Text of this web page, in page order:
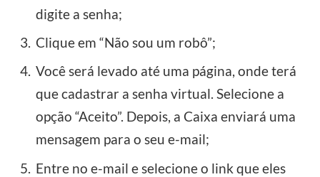
digite a senha;
Clique em “Não sou um robô”;
Você será levado até uma página, onde terá
que cadastrar a senha virtual. Selecione a
opção “Aceito”. Depois, a Caixa enviará uma
mensagem para o seu e-mail;
Entre no e-mail e selecione o link que eles